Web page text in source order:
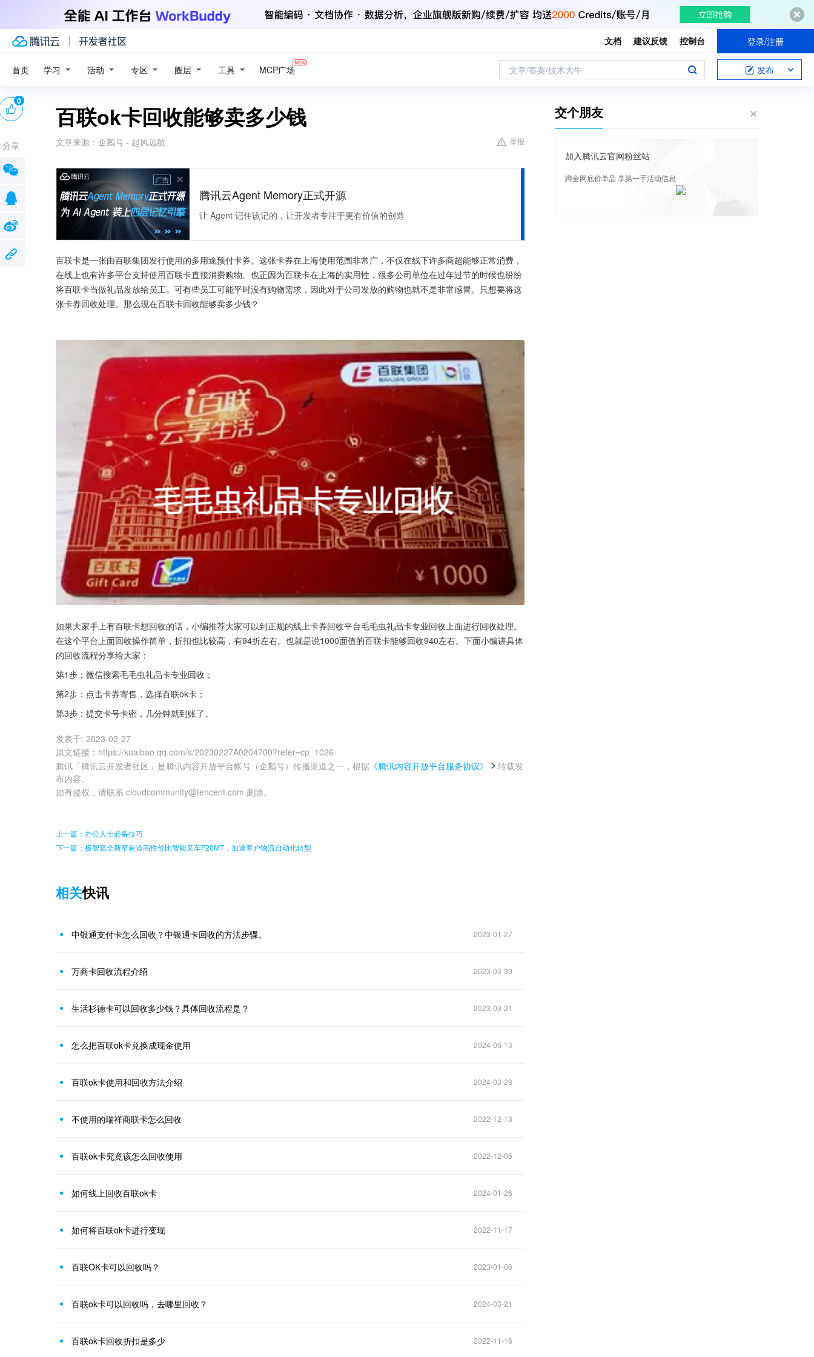
文档 建议反馈 控制台 登录/注册
首页 学习 活动 专区 圈层 工具 MCP广场 文章/答案/技术大牛 发布
百联ok卡回收能够卖多少钱
文章来源： 企鹅号 - 起风远航 举报
广告
腾讯云Agent Memory正式开源
让 Agent 记住该记的，让开发者专注于更有价值的创造
百联卡是一张由百联集团发行使用的多用途预付卡券。这张卡券在上海使用范围非常广，不仅在线下许多商超能够正常消费，
在线上也有许多平台支持使用百联卡直接消费购物。也正因为百联卡在上海的实用性，很多公司单位在过年过节的时候也纷纷
将百联卡当做礼品发放给员工。可有些员工可能平时没有购物需求，因此对于公司发放的购物也就不是非常感冒。只想要将这
张卡券回收处理。那么现在百联卡回收能够卖多少钱？
如果大家手上有百联卡想回收的话，小编推荐大家可以到正规的线上卡券回收平台毛毛虫礼品卡专业回收上面进行回收处理。
在这个平台上面回收操作简单，折扣也比较高，有94折左右。也就是说1000面值的百联卡能够回收940左右。下面小编讲具体
的回收流程分享给大家：
第1步：微信搜索毛毛虫礼品卡专业回收；
第2步：点击卡券寄售，选择百联ok卡；
第3步：提交卡号卡密，几分钟就到账了。
发表于: 2023-02-27
原文链接 ： https://kuaibao.qq.com/s/20230227A0204700?refer=cp_1026
腾讯「腾讯云开发者社区」是腾讯内容开放平台帐号（企鹅号）传播渠道之一，根据 《腾讯内容开放平台服务协议》
转载发
布内容。
如有侵权，请联系 cloudcommunity@tencent.com 删除。
0
分享
上一篇：办公人士必备技巧
下一篇：极智嘉全新窄巷道高性价比智能叉车F20MT，加速客户物流自动化转型
相关快讯
中银通支付卡怎么回收？中银通卡回收的方法步骤。 2023-01-27
万商卡回收流程介绍 2023-03-30
生活杉德卡可以回收多少钱？具体回收流程是？ 2023-03-21
怎么把百联ok卡兑换成现金使用 2024-05-13
百联ok卡使用和回收方法介绍 2024-03-28
不使用的瑞祥商联卡怎么回收 2022-12-13
百联ok卡究竟该怎么回收使用 2022-12-05
如何线上回收百联ok卡 2024-01-26
如何将百联ok卡进行变现 2022-11-17
百联OK卡可以回收吗？ 2023-01-06
百联ok卡可以回收吗，去哪里回收？ 2024-03-21
百联ok卡回收折扣是多少 2022-11-16
交个朋友
加入腾讯云官网粉丝站
蹲全网底价单品 享第一手活动信息